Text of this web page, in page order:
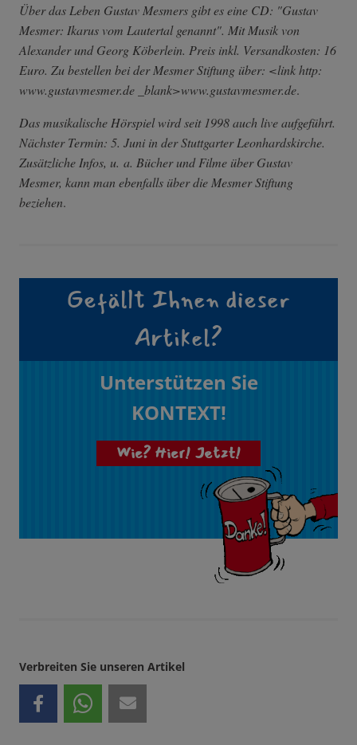
Über das Leben Gustav Mesmers gibt es eine CD: "Gustav
Mesmer: Ikarus vom Lautertal genannt". Mit Musik von
Alexander und Georg Köberlein. Preis inkl. Versandkosten: 16
Euro. Zu bestellen bei der Mesmer Stiftung über: <link http:
www.gustavmesmer.de _blank>www.gustavmesmer.de.
Das musikalische Hörspiel wird seit 1998 auch live aufgeführt.
Nächster Termin: 5. Juni in der Stuttgarter Leonhardskirche.
Zusätzliche Infos, u. a. Bücher und Filme über Gustav
Mesmer, kann man ebenfalls über die Mesmer Stiftung
beziehen.
Gefällt Ihnen dieser
Artikel?
Unterstützen Sie
KONTEXT!
Wie? Hier! Jetzt!
Verbreiten Sie unseren Artikel